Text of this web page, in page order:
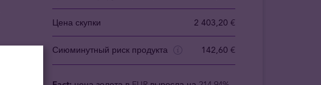
Цена скупки 2 403,20 €
Сиюминутный риск продукта 142,60 €